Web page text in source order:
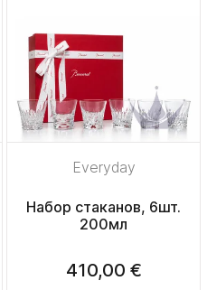
Everyday
Набор стаканов, 6шт.
200мл
410,00 €